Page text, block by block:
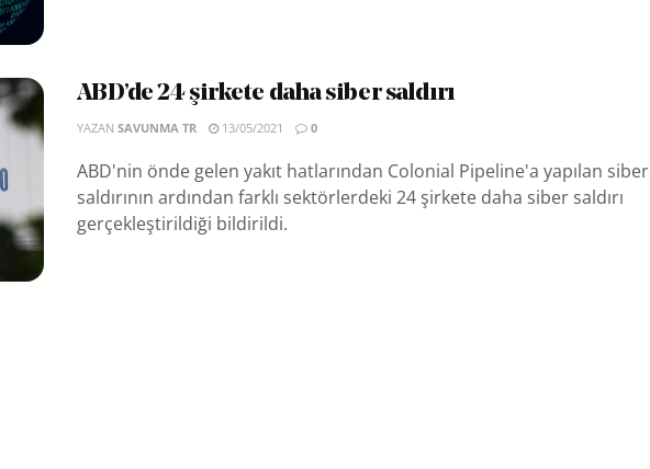
ABD’de 24 şirkete daha siber saldırı
YAZAN SAVUNMA TR 13/05/2021 0
ABD'nin önde gelen yakıt hatlarından Colonial Pipeline'a yapılan siber
saldırının ardından farklı sektörlerdeki 24 şirkete daha siber saldırı
gerçekleştirildiği bildirildi.